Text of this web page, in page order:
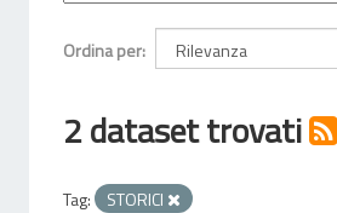
Ordina per
2 dataset trovati
Tag:
STORICI